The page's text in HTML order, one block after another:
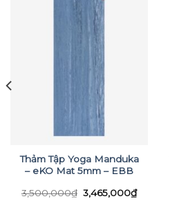
Thảm Tập Yoga Manduka
– eKO Mat 5mm – EBB
3,500,000₫ Giá
gốc
3,465,000₫Giá
hiện